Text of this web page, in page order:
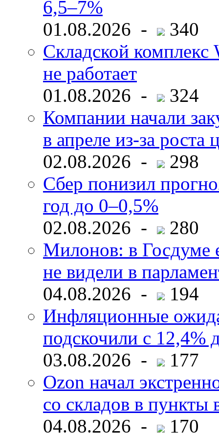
6,5–7%
01.08.2026 -
340
Складской комплекс
не работает
01.08.2026 -
324
Компании начали
в апреле из-за роста
02.08.2026 -
298
Сбер понизил
год до 0–0,5%
02.08.2026 -
280
Милонов: в Госдуме
не видели в
04.08.2026 -
194
Инфляционные
подскочили с 12,4%
03.08.2026 -
177
Ozon начал
со складов в пункты
04.08.2026 -
170